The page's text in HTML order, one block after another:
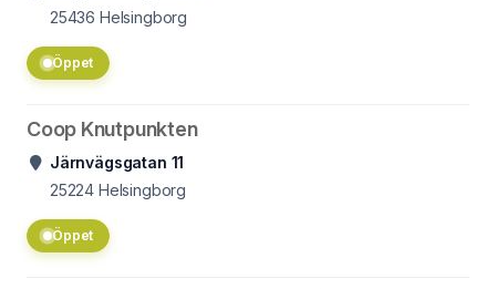
25436 Helsingborg
Öppet
Coop Knutpunkten
Järnvägsgatan 11
25224 Helsingborg
Öppet